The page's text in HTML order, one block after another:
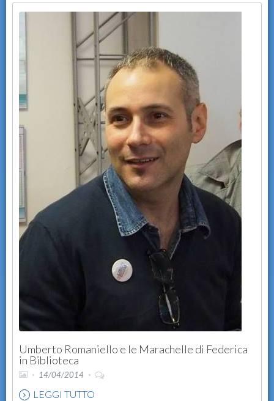
Umberto Romaniello e le Marachelle di Federica
in Biblioteca
14/04/2014
LEGGI TUTTO